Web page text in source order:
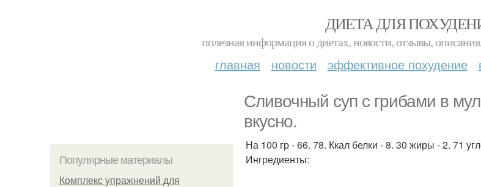
ДИЕТА ДЛЯ
полезная информация о диетах, новости, отзывы,
главная новости эффективное похудение
Сливочный суп с грибами в
вкусно.
Популярные материалы
Комплекс упражнений для
На 100 гр - 66. 78. Ккал белки - 8. 30 жиры - 2. 71
Ингредиенты: